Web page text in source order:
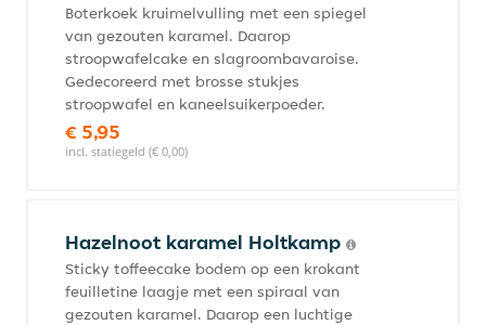
Boterkoek kruimelvulling met een spiegel
van gezouten karamel. Daarop
stroopwafelcake en slagroombavaroise.
Gedecoreerd met brosse stukjes
stroopwafel en kaneelsuikerpoeder.
€ 5,95
incl. statiegeld (€ 0,00)
Hazelnoot karamel Holtkamp
Sticky toffeecake bodem op een krokant
feuilletine laagje met een spiraal van
gezouten karamel. Daarop een luchtige